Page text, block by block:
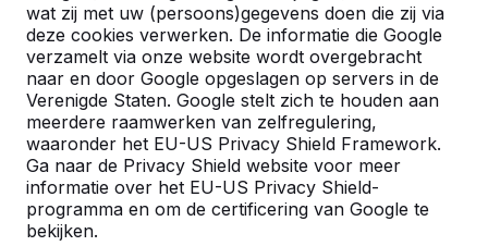
wat zij met uw (persoons)gegevens doen die zij via
deze cookies verwerken. De informatie die Google
verzamelt via onze website wordt overgebracht
naar en door Google opgeslagen op servers in de
Verenigde Staten. Google stelt zich te houden aan
meerdere raamwerken van zelfregulering,
waaronder het EU-US Privacy Shield Framework.
Ga naar de Privacy Shield website voor meer
informatie over het EU-US Privacy Shield-
programma en om de certificering van Google te
bekijken.
Lattrop-Breklenkamp Tilligte
Contact
HeBlad Nederland
Diamantweg 22